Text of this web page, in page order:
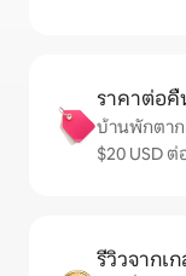
ราคาต่อคื
บ้านพักตาก
$20 USD
รีวิวจากเ